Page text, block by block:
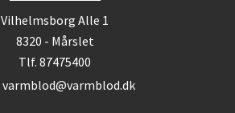
Vilhelmsborg Alle 1
8320 - Mårslet
Tlf. 87475400
varmblod@varmblod.dk